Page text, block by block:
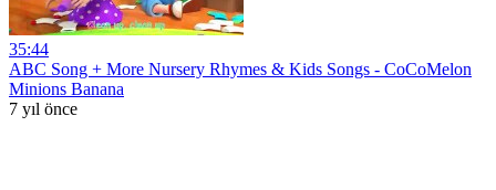
35:44
ABC Song + More Nursery Rhymes & Kids Songs - CoCoMelon
Minions Banana
7 yıl önce